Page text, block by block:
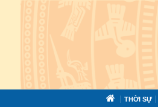
THỜI SỰ